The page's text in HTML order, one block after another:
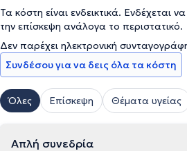
Τα κόστη είναι ενδεικτικά. Ενδέχεται
την επίσκεψη ανάλογα το περιστατικό.
Δεν παρέχει ηλεκτρονική
Συνδέσου για να δεις όλα τα κόστη
Όλες Επίσκεψη Θέματα υγείας
Απλή συνεδρία